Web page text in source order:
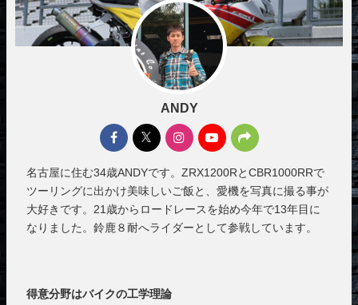
ANDY
名古屋に住む34歳ANDYです。ZRX1200RとCBR1000RRで
ツーリングに出かけ美味しいご飯と、愛機を写真に撮る事が
大好きです。21歳からロードレースを始め今年で13年目に
なりました。鈴鹿８耐へライダーとして参戦しています。
得意分野はバイクの工学理論